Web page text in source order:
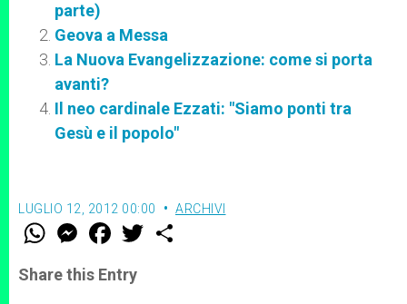
parte)
Geova a Messa
La Nuova Evangelizzazione: come si porta
avanti?
Il neo cardinale Ezzati: "Siamo ponti tra
Gesù e il popolo"
LUGLIO 12, 2012 00:00 ARCHIVI
W
t
s
M
e
s
e
F
a
e
b
w
Share this Entry